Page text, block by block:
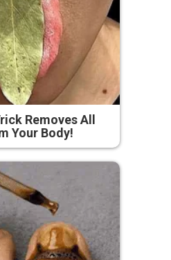
Removes All
Your Body!